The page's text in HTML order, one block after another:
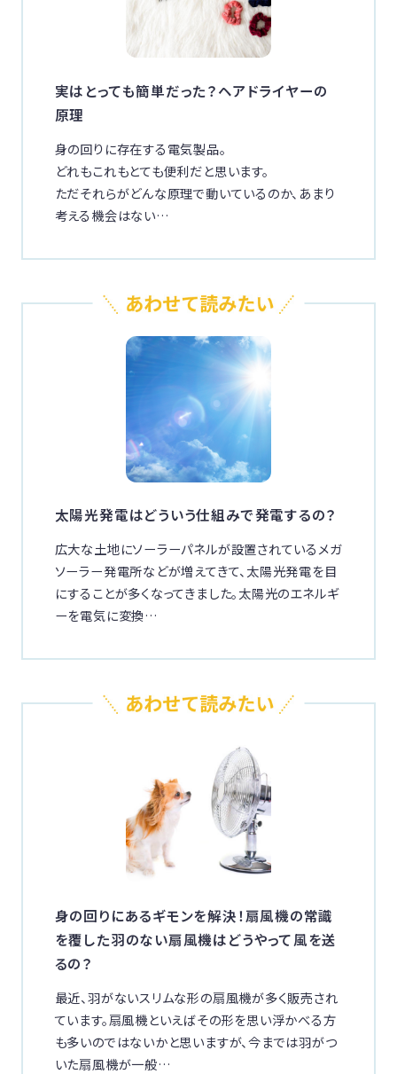
実はとっても簡単だった？ヘアドライヤーの
原理
身の回りに存在する電気製品。
どれもこれもとても便利だと思います。
ただそれらがどんな原理で動いているのか、あまり
考える機会はない…
太陽光発電はどういう仕組みで発電するの？
広大な土地にソーラーパネルが設置されているメガ
ソーラー発電所などが増えてきて、太陽光発電を目
にすることが多くなってきました。太陽光のエネルギ
ーを電気に変換…
身の回りにあるギモンを解決！扇風機の常識
を覆した羽のない扇風機はどうやって風を送
るの？
最近、羽がないスリムな形の扇風機が多く販売され
ています。扇風機といえばその形を思い浮かべる方
も多いのではないかと思いますが、今までは羽がつ
いた扇風機が一般…